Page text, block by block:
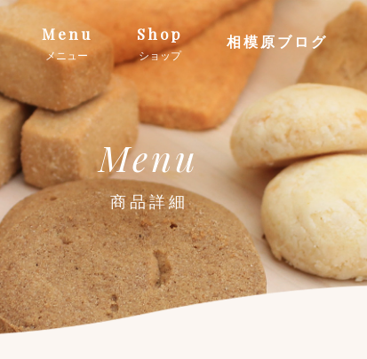
Menu
メニュー
Shop
ショップ
相模原ブログ
Menu
商品詳細